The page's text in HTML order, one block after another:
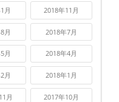
月 2018年11月
月 2018年7月
月 2018年4月
月 2018年1月
月 2017年10月